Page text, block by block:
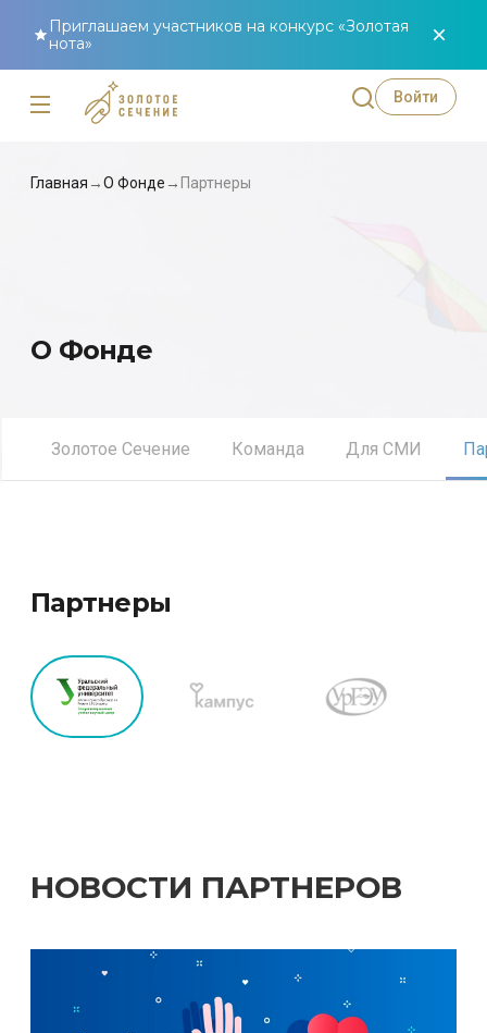
Приглашаем участников на конкурс «Золотая
нота»
Войти
Главная →О Фонде → Партнеры
О Фонде
Золотое Сечение Команда Для СМИ
Партнеры
НОВОСТИ ПАРТНЕРОВ